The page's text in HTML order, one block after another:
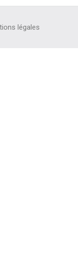
légales